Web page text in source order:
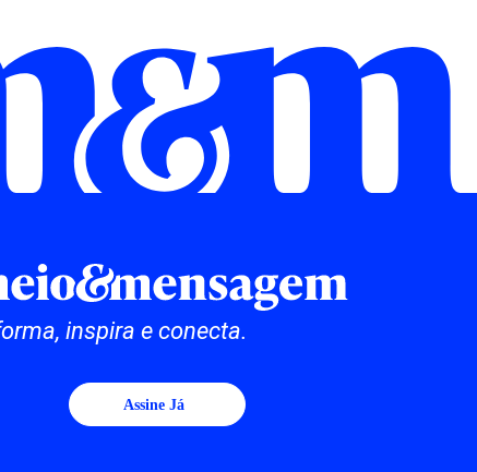
inspira e conecta.
Assine Já